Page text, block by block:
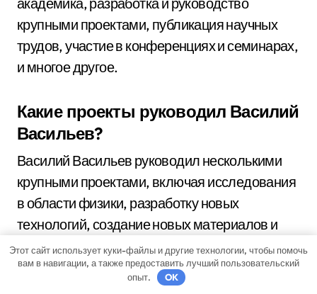
крупными проектами, публикация научных
трудов, участие в конференциях и семинарах,
и многое другое.
Какие проекты руководил Василий
Васильев?
Василий Васильев руководил несколькими
крупными проектами, включая исследования
в области физики, разработку новых
технологий, создание новых материалов и
многое другое.
Как Василий Васильев получил
Этот сайт использует куки-файлы и другие технологии, чтобы помочь
вам в навигации, а также предоставить лучший пользовательский
опыт.
OK